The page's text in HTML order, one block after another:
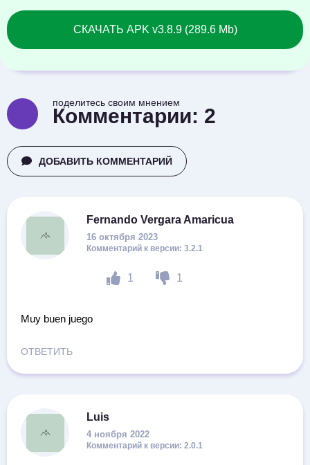
СКАЧАТЬ APK v3.8.9 (289.6 Mb)
поделитесь своим мнением
Комментарии: 2
ДОБАВИТЬ КОММЕНТАРИЙ
Fernando Vergara Amaricua
16 октября 2023
1 1
3.2.1
Muy buen juego
ОТВЕТИТЬ
Luis
4 ноября 2022
2.0.1